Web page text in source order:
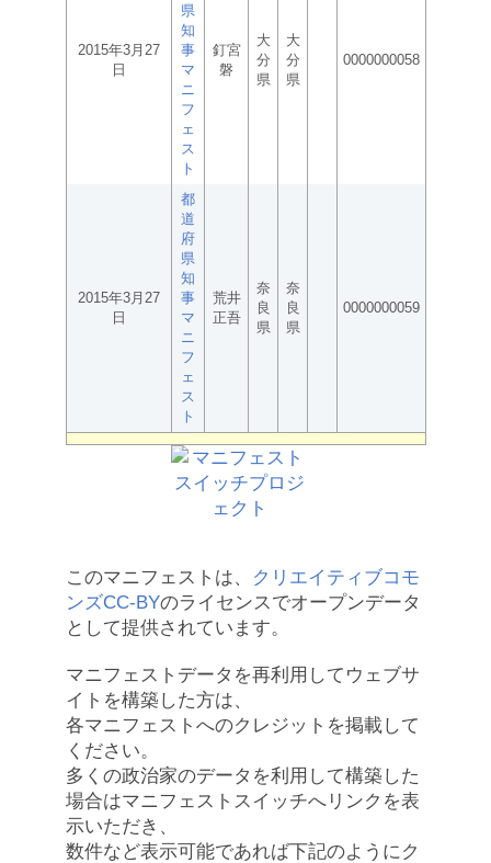
2015年3月27
日
県
知
事
マ
ニ
フ
ェ
ス
ト
釘宮
磐
大
分
県
大
分
県
0000000058
2015年3月27
日
都
道
府
県
知
事
マ
ニ
フ
ェ
ス
ト
荒井
正吾
奈
良
県
奈
良
県
0000000059
このマニフェストは、
クリエイティブコモ
ンズCC-BYのライセンスでオープンデータ
として提供されています。
マニフェストデータを再利用してウェブサ
イトを構築した方は、
各マニフェストへのクレジットを掲載して
ください。
多くの政治家のデータを利用して構築した
場合はマニフェストスイッチへリンクを表
示いただき、
数件など表示可能であれば下記のようにク